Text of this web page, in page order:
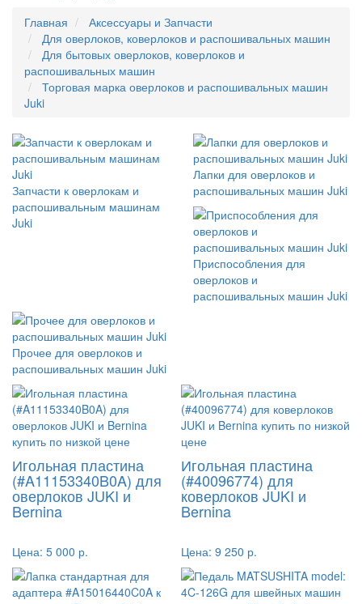
Главная
Аксессуары и Запчасти
Для оверлоков, коверлоков и распошивальных машин
Для бытовых оверлоков, коверлоков и
распошивальных машин
Торговая марка оверлоков и распошивальных машин
Juki
Запчасти к оверлокам и
распошивальным машинам
Juki
Лапки для оверлоков и
распошивальных машин Juki
Приспособления для
оверлоков и
распошивальных машин Juki
Прочее для оверлоков и
распошивальных машин Juki
Игольная пластина
(#A11153340B0A) для
оверлоков JUKI и
Bernina
Цена: 5 000 р.
Игольная пластина
(#40096774) для
коверлоков JUKI и
Bernina
Цена: 9 250 р.